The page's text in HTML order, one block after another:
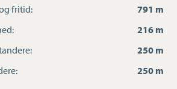
fritid:
791 m
216 m
250 m
250 m